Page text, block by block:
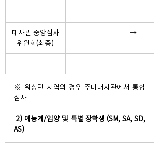
대사관 중앙심사
위원회(최종)
→
※ 워싱턴 지역의 경우 주미대사관에서 통합
심사
2) 예능계/입양 및 특별 장학생 (SM, SA, SD,
AS)